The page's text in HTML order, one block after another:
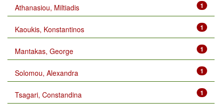
1
Athanasiou, Miltiadis
1
Kaoukis, Konstantinos
1
Mantakas, George
1
Solomou, Alexandra
1
Tsagari, Constandina